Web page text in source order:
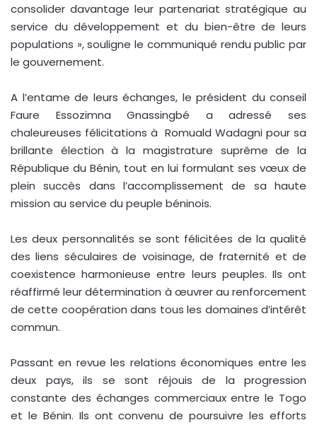
consolider davantage leur partenariat stratégique au
service du développement et du bien-être de leurs
populations », souligne le communiqué rendu public par
le gouvernement.
A l’entame de leurs échanges, le président du conseil
Faure Essozimna Gnassingbé a adressé ses
chaleureuses félicitations à Romuald Wadagni pour sa
brillante élection à la magistrature suprême de la
République du Bénin, tout en lui formulant ses vœux de
plein succès dans l’accomplissement de sa haute
mission au service du peuple béninois.
Les deux personnalités se sont félicitées de la qualité
des liens séculaires de voisinage, de fraternité et de
coexistence harmonieuse entre leurs peuples. Ils ont
réaffirmé leur détermination à œuvrer au renforcement
de cette coopération dans tous les domaines d’intérêt
commun.
Passant en revue les relations économiques entre les
deux pays, ils se sont réjouis de la progression
constante des échanges commerciaux entre le Togo
et le Bénin. Ils ont convenu de poursuivre les efforts